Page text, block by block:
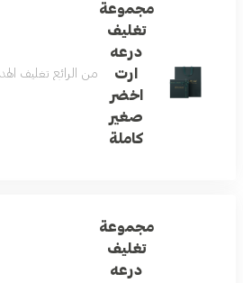
مجموعة
تغليف
درعه
ارت
اخضر
صغير
كاملة
من الرائع تغليف
مجموعة
تغليف
درعه